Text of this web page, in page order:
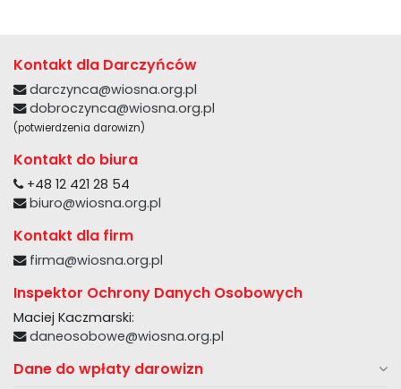
Kontakt dla Darczyńców
darczynca@wiosna.org.pl
dobroczynca@wiosna.org.pl
(potwierdzenia darowizn)
Kontakt do biura
+48 12 421 28 54
biuro@wiosna.org.pl
Kontakt dla firm
firma@wiosna.org.pl
Inspektor Ochrony Danych Osobowych
Maciej Kaczmarski:
daneosobowe@wiosna.org.pl
Dane do wpłaty darowizn